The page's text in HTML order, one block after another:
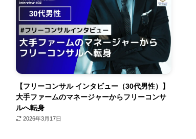
【フリーコンサル インタビュー（30代男性）】
大手ファームのマネージャーからフリーコンサ
ルへ転身
2026年3月17日